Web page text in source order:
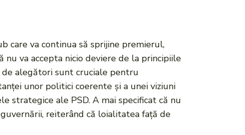
care va continua să sprijine premierul,
va accepta nicio deviere de la principiile
alegători sunt cruciale pentru
unor politici coerente și a unei viziuni
strategice ale PSD. A mai specificat că nu
reiterând că loialitatea față de